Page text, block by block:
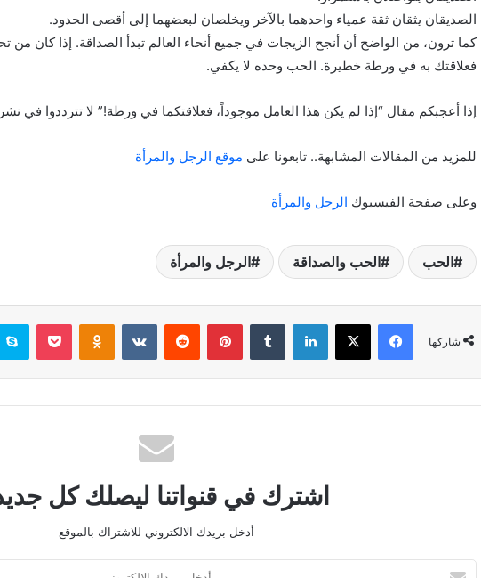
الصديقان يثقان ثقة عمياء واحدهما بالآخر ويخلصان لبعضهما إلى أقصى الحدود.
كما ترون، من الواضح أن أنجح الزيجات في جميع أنحاء العالم تبدأ الصداقة. إذا كان
فعلاقتك به في ورطة خطيرة. الحب وحده لا يكفي.
إذا أعجبكم مقال “إذا لم يكن هذا العامل موجوداً، فعلاقتكما في ورطة!” لا تترددوا في
للمزيد من المقالات المشابهة.. تابعونا على موقع الرجل والمرأة
وعلى صفحة الفيسبوك الرجل والمرأة
الحب الحب والصداقة الرجل والمرأة
شاركها
فيسبوك X لينكدإن بينتيريست Odnoklassniki
بوكيت
اشترك في قنواتنا ليصلك كل
أدخل بريدك الالكتروني للاشتراك بالموقع